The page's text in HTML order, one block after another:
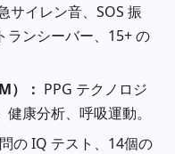
サイレン音、SOS 振
ランシーバー、15+ の
）： PPG テクノロジ
康分析、呼吸運動。
の IQ テスト、14個の